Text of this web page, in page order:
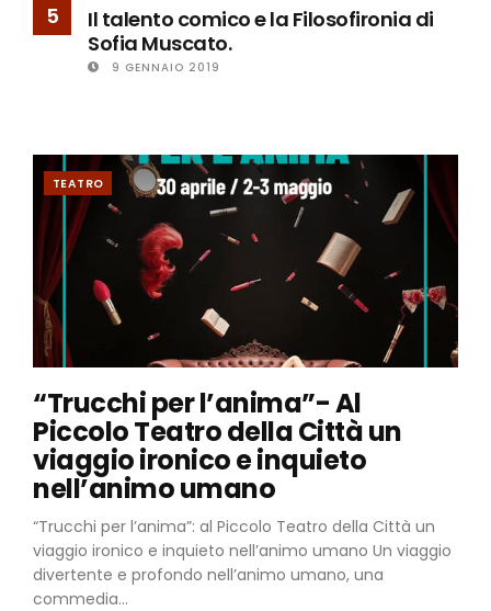
5
Il talento comico e la Filosofironia di
Sofia Muscato.
9 GENNAIO 2019
TEATRO
“Trucchi per l’anima”- Al
Piccolo Teatro della Città un
viaggio ironico e inquieto
nell’animo umano
“Trucchi per l’anima”: al Piccolo Teatro della Città un
viaggio ironico e inquieto nell’animo umano Un viaggio
divertente e profondo nell’animo umano, una
commedia...